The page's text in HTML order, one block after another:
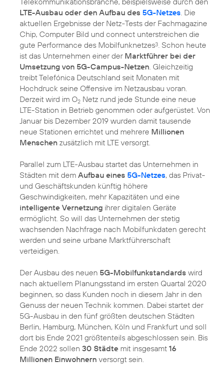
LTE-Ausbau oder den Aufbau des 5G-Netzes. Die
aktuellen Ergebnisse der Netz-Tests der Fachmagazine
Chip, Computer Bild und connect unterstreichen die
gute Performance des Mobilfunknetzes3. Schon heute
ist das Unternehmen einer der Marktführer bei der
Umsetzung von 5G-Campus-Netzen. Gleichzeitig
treibt Telefónica Deutschland seit Monaten mit
Hochdruck seine Offensive im Netzausbau voran.
Derzeit wird im O2 Netz rund jede Stunde eine neue
LTE-Station in Betrieb genommen oder aufgerüstet. Von
Januar bis Dezember 2019 wurden damit tausende
neue Stationen errichtet und mehrere Millionen
Menschen zusätzlich mit LTE versorgt.
Parallel zum LTE-Ausbau startet das Unternehmen in
Städten mit dem Aufbau eines 5G-Netzes, das Privat-
und Geschäftskunden künftig höhere
Geschwindigkeiten, mehr Kapazitäten und eine
intelligente Vernetzung ihrer digitalen Geräte
ermöglicht. So will das Unternehmen der stetig
wachsenden Nachfrage nach Mobilfunkdaten gerecht
werden und seine urbane Marktführerschaft
verteidigen.
Der Ausbau des neuen 5G-Mobilfunkstandards wird
nach aktuellem Planungsstand im ersten Quartal 2020
beginnen, so dass Kunden noch in diesem Jahr in den
Genuss der neuen Technik kommen. Dabei startet der
5G-Ausbau in den fünf größten deutschen Städten
Berlin, Hamburg, München, Köln und Frankfurt und soll
dort bis Ende 2021 größtenteils abgeschlossen sein. Bis
Ende 2022 sollen 30 Städte mit insgesamt 16
Millionen Einwohnern versorgt sein.